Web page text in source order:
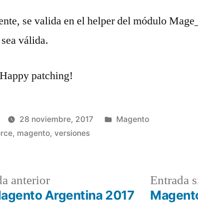
se valida en el helper del módulo
válida.
patching!
28 noviembre, 2017
Publicado
Magento
, magento,versiones
anteriorEntrada
anterior:
Argentina 2017
Entrada